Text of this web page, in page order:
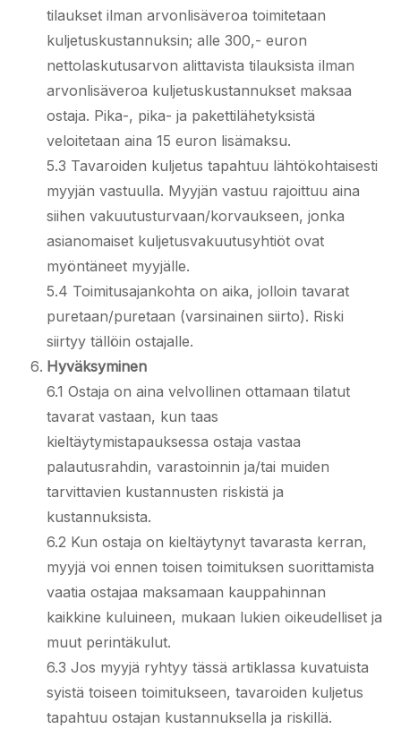
tilaukset ilman arvonlisäveroa toimitetaan
kuljetuskustannuksin; alle 300,- euron
nettolaskutusarvon alittavista tilauksista ilman
arvonlisäveroa kuljetuskustannukset maksaa
ostaja. Pika-, pika- ja pakettilähetyksistä
veloitetaan aina 15 euron lisämaksu.
5.3 Tavaroiden kuljetus tapahtuu lähtökohtaisesti
myyjän vastuulla. Myyjän vastuu rajoittuu aina
siihen vakuutusturvaan/korvaukseen, jonka
asianomaiset kuljetusvakuutusyhtiöt ovat
myöntäneet myyjälle.
5.4 Toimitusajankohta on aika, jolloin tavarat
puretaan/puretaan (varsinainen siirto). Riski
siirtyy tällöin ostajalle.
Hyväksyminen
6.1 Ostaja on aina velvollinen ottamaan tilatut
tavarat vastaan, kun taas
kieltäytymistapauksessa ostaja vastaa
palautusrahdin, varastoinnin ja/tai muiden
tarvittavien kustannusten riskistä ja
kustannuksista.
6.2 Kun ostaja on kieltäytynyt tavarasta kerran,
myyjä voi ennen toisen toimituksen suorittamista
vaatia ostajaa maksamaan kauppahinnan
kaikkine kuluineen, mukaan lukien oikeudelliset ja
muut perintäkulut.
6.3 Jos myyjä ryhtyy tässä artiklassa kuvatuista
syistä toiseen toimitukseen, tavaroiden kuljetus
tapahtuu ostajan kustannuksella ja riskillä.